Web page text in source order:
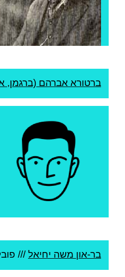
ברטורא אברהם (ברגמן,
בר-און משה יחיאל///